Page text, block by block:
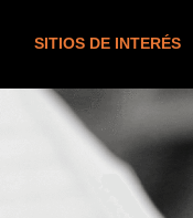
SITIOS DE INTERÉS